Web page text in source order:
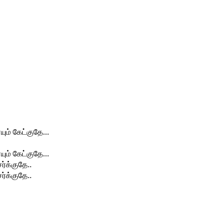
கேட்குதே…
கேட்குதே…